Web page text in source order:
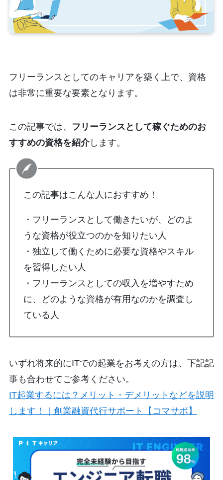
フリーランスとしてのキャリアを築く上で、資格
は非常に重要な要素となります。
この記事では、
フリーランスとして稼ぐためのお
すすめの資格を紹介します。
この記事はこんな人におすすめ！
・フリーランスとして働きたいが、どのよ
うな資格が役立つのかを知りたい人
・独立して働くために必要な資格やスキル
を習得したい人
・フリーランスとしての収入を増やすため
に、どのような資格が有用なのかを調査し
ている人
いずれ将来的にITでの起業をお考えの方は、下記記
事も合わせてご参考ください。
IT起業するには？メリット・デメリットなどを説明
します！｜創業融資代行サポート【コマサポ】